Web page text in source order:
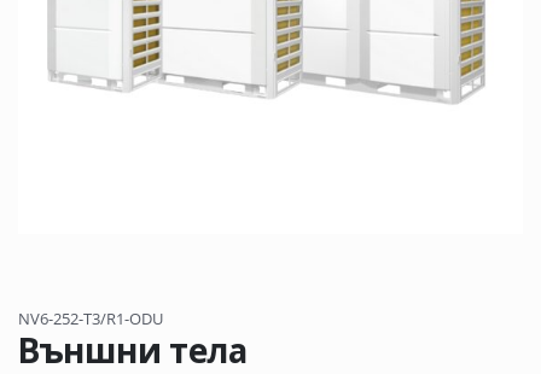
NV6-252-T3/R1-ODU
Външни тела